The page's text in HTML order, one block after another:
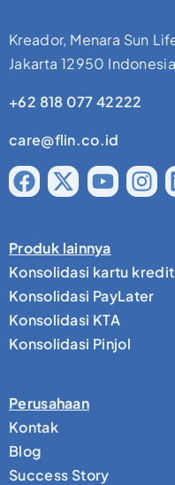
Kreador, Menara Sun
Jakarta 12950 Indonesia
+62 818 077 42222
care@flin.co.id
Produk lainnya
Konsolidasi kartu kredit
Konsolidasi PayLater
Konsolidasi KTA
Konsolidasi Pinjol
Perusahaan
Kontak
Blog
Success Story